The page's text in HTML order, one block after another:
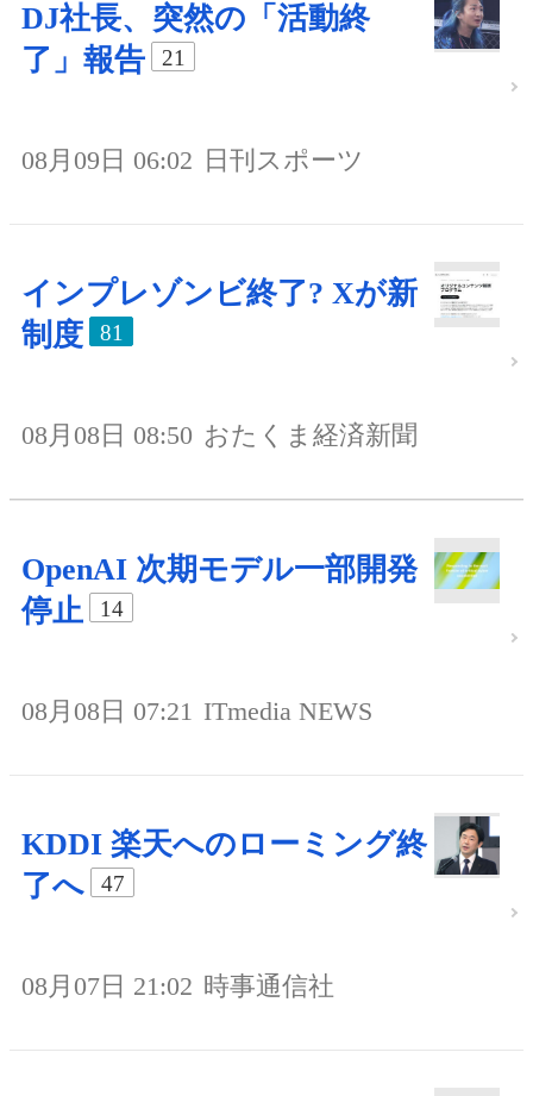
DJ社長、突然の「活動終
了」報告
21
08月09日 06:02 日刊スポーツ
インプレゾンビ終了? Xが新
制度
81
08月08日 08:50 おたくま経済新聞
OpenAI 次期モデル一部開発
停止
14
08月08日 07:21 ITmedia NEWS
KDDI 楽天へのローミング終
了へ
47
08月07日 21:02 時事通信社